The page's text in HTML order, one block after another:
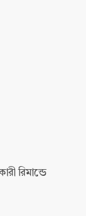
রিমান্ডে